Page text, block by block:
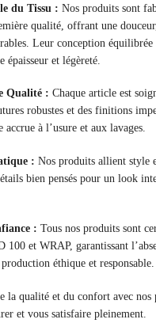
du Tissu : Nos produits sont
qualité, offrant une
Leur conception équilibrée
et légèreté.
Qualité : Chaque article est
robustes et des finitions
accrue à l’usure et aux lavages.
: Nos produits allient style
bien pensés pour un look
: Tous nos produits sont
et WRAP, garantissant
éthique et responsable.
la qualité et du confort avec nos
et vous satisfaire pleinement.